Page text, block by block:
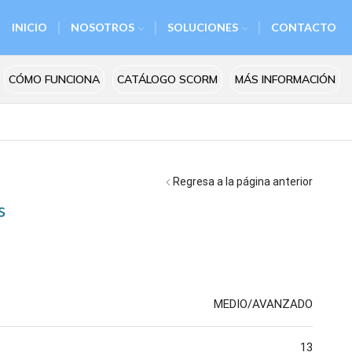
INICIO NOSOTROS SOLUCIONES CONTACTO
CÓMO FUNCIONA CATÁLOGO SCORM MÁS INFORMACIÓN
Regresa a la página anterior
MEDIO/AVANZADO
13